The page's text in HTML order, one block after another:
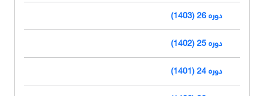
دوره 26 (1403)
دوره 25 (1402)
دوره 24 (1401)